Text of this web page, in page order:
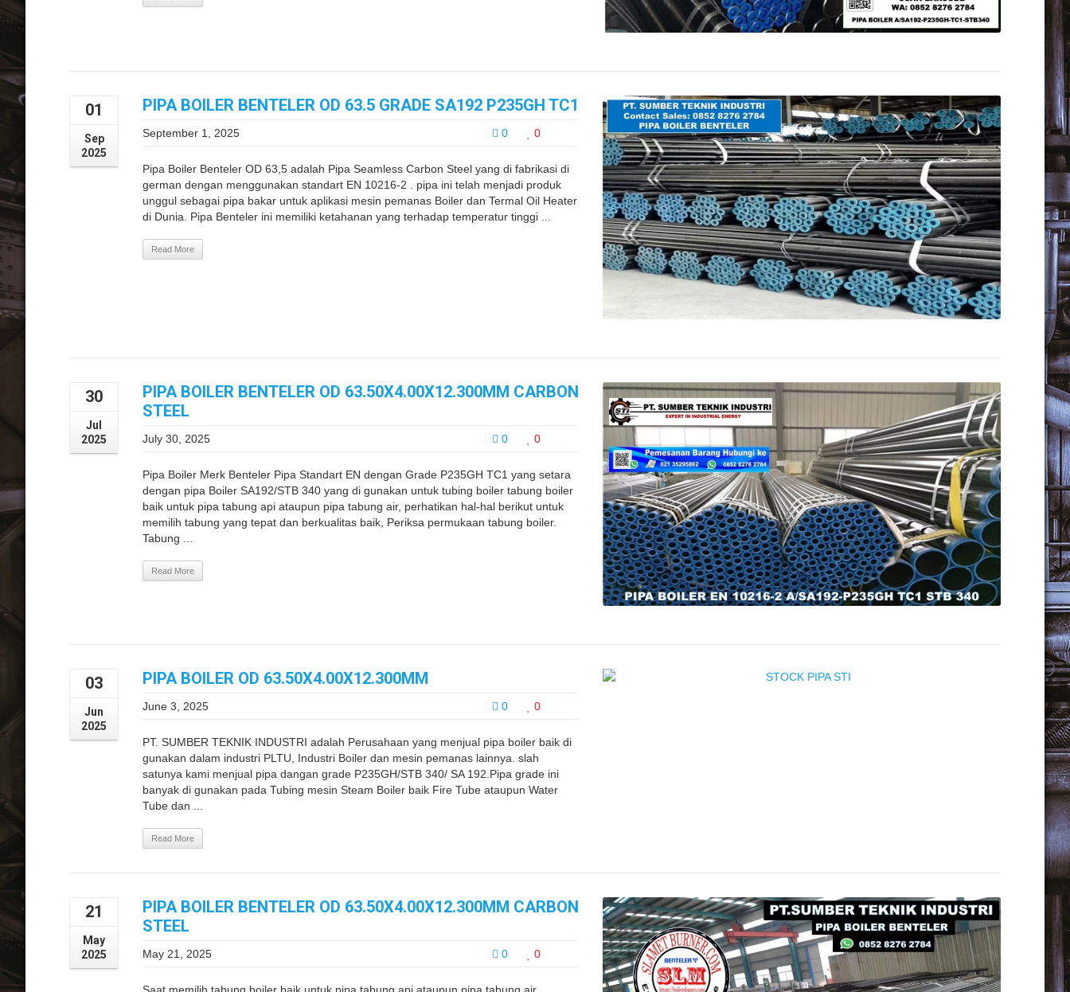
01
Sep
2025
PIPA BOILER BENTELER OD 63.5 GRADE SA192 P235GH TC1
0 0
September 1, 2025
Pipa Boiler Benteler OD 63,5 adalah Pipa Seamless Carbon Steel yang di fabrikasi di
german dengan menggunakan standart EN 10216-2 . pipa ini telah menjadi produk
unggul sebagai pipa bakar untuk aplikasi mesin pemanas Boiler dan Termal Oil Heater
di Dunia. Pipa Benteler ini memiliki ketahanan yang terhadap temperatur tinggi ...
Read More
30
Jul
2025
PIPA BOILER BENTELER OD 63.50X4.00X12.300MM CARBON
STEEL
0 0
July 30, 2025
Pipa Boiler Merk Benteler Pipa Standart EN dengan Grade P235GH TC1 yang setara
dengan pipa Boiler SA192/STB 340 yang di gunakan untuk tubing boiler tabung boiler
baik untuk pipa tabung api ataupun pipa tabung air, perhatikan hal-hal berikut untuk
memilih tabung yang tepat dan berkualitas baik, Periksa permukaan tabung boiler.
Tabung ...
Read More
03
Jun
2025
PIPA BOILER OD 63.50X4.00X12.300MM
0 0
June 3, 2025
PT. SUMBER TEKNIK INDUSTRI adalah Perusahaan yang menjual pipa boiler baik di
gunakan dalam industri PLTU, Industri Boiler dan mesin pemanas lainnya. slah
satunya kami menjual pipa dangan grade P235GH/STB 340/ SA 192.Pipa grade ini
banyak di gunakan pada Tubing mesin Steam Boiler baik Fire Tube ataupun Water
Tube dan ...
Read More
21
May
2025
PIPA BOILER BENTELER OD 63.50X4.00X12.300MM CARBON
STEEL
0 0
May 21, 2025